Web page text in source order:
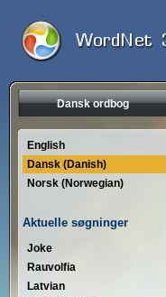
Dansk ordbog
English
Dansk (Danish)
Norsk (Norwegian)
Aktuelle søgninger
Joke
Rauvolfia
Latvian